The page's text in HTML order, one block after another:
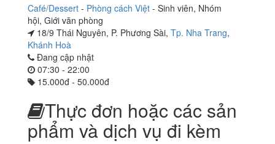
Café/Dessert - Phòng cách Việt - Sinh viên, Nhóm
hội, Giới văn phòng
18/9 Thái Nguyên, P. Phương Sài, Tp. Nha Trang,
Khánh Hoà
Đang cập nhật
07:30 - 22:00
15.000đ - 50.000đ
Thực đơn hoặc các sản
phẩm và dịch vụ đi kèm